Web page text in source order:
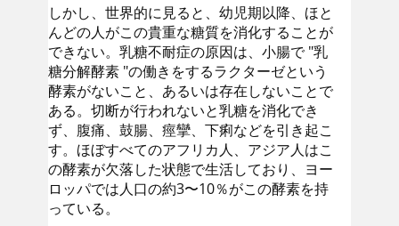
しかし、世界的に見ると、幼児期以降、ほと
んどの人がこの貴重な糖質を消化することが
できない。乳糖不耐症の原因は、小腸で "乳
糖分解酵素 "の働きをするラクターゼという
酵素がないこと、あるいは存在しないことで
ある。切断が行われないと乳糖を消化でき
ず、腹痛、鼓腸、痙攣、下痢などを引き起こ
す。ほぼすべてのアフリカ人、アジア人はこ
の酵素が欠落した状態で生活しており、ヨー
ロッパでは人口の約3〜10％がこの酵素を持
っている。